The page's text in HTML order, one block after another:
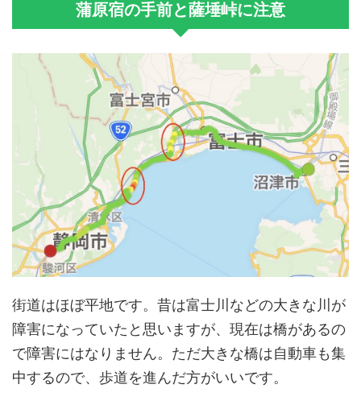
蒲原宿の手前と薩埵峠に注意
街道はほぼ平地です。昔は富士川などの大きな川が
障害になっていたと思いますが、現在は橋があるの
で障害にはなりません。ただ大きな橋は自動車も集
中するので、歩道を進んだ方がいいです。